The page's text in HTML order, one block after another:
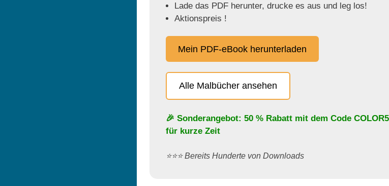
Lade das PDF herunter, drucke es aus und leg los!
Aktionspreis !
Mein PDF-eBook herunterladen
Alle Malbücher ansehen
🎉 Sonderangebot: 50 % Rabatt mit dem Code
für kurze Zeit
⭐️⭐️⭐️ Bereits Hunderte von Downloads